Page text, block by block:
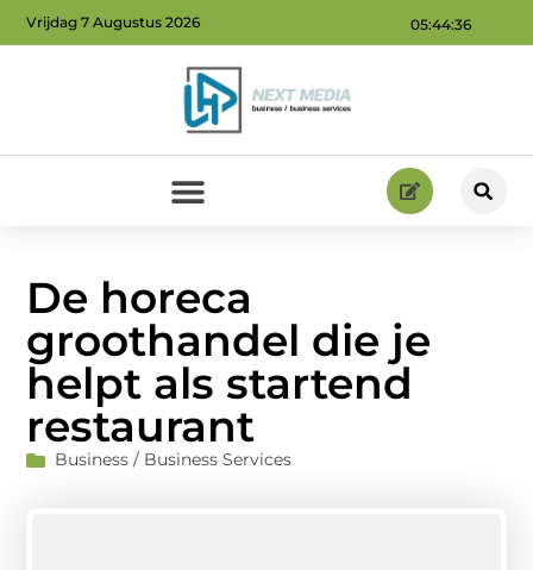
05:44:37
Vrijdag 7 Augustus 2026
De horeca
groothandel die je
helpt als startend
restaurant
Business / Business Services